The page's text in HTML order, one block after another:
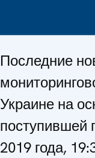
Последние
Украине на
поступившей
2019 года,